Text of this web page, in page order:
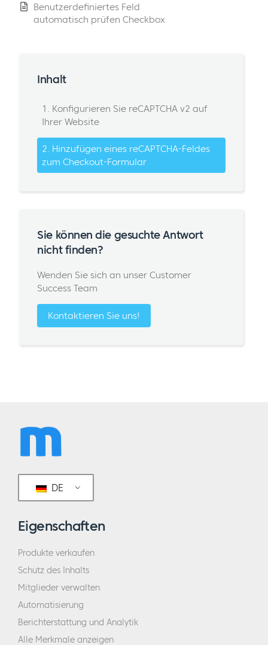
Benutzerdefiniertes Feld
automatisch prüfen Checkbox
Inhalt
1. Konfigurieren Sie reCAPTCHA v2 auf
Ihrer Website
2. Hinzufügen eines reCAPTCHA-Feldes
zum Checkout-Formular
Sie können die gesuchte Antwort
nicht finden?
Wenden Sie sich an unser Customer
Success Team
Kontaktieren Sie uns!
DE
Eigenschaften
Produkte verkaufen
Schutz des Inhalts
Mitglieder verwalten
Automatisierung
Berichterstattung und Analytik
Alle Merkmale anzeigen